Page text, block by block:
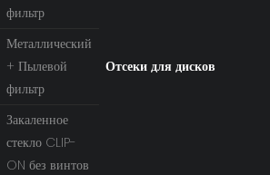
фильтр
Отсеки для дисков
Металлический
+ Пылевой
фильтр
Закаленное
стекло CLIP-
ON без винтов